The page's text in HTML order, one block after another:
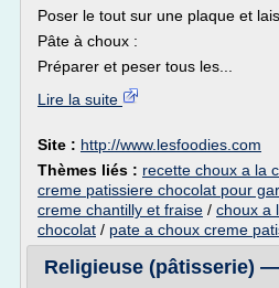
Poser le tout sur une plaque et
Pâte à choux :
Préparer et peser tous les...
Lire la suite
Site : http://www.lesfoodies.com
Thèmes liés : recette choux a la
creme patissiere chocolat pour
creme chantilly et fraise / choux a
chocolat / pate a choux creme
Religieuse (pâtisserie)